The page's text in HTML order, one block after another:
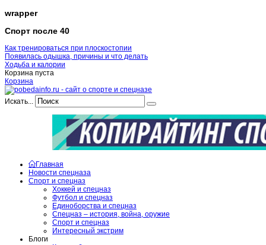
wrapper
Спорт после 40
Как тренироваться при плоскостопии
Появилась одышка, причины и что делать
Ходьба и калории
Корзина пуста
Корзина
Искать...
Главная
Новости спецназа
Спорт и спецназ
Хоккей и спецназ
Футбол и спецназ
Единоборства и спецназ
Спецназ – история, война, оружие
Спорт и спецназ
Интересный экстрим
Блоги